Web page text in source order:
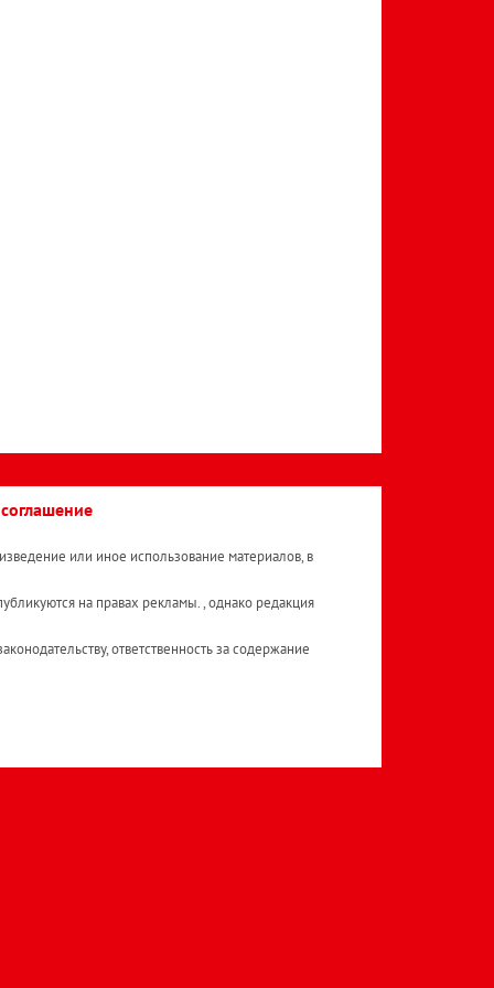
или иное использование материалов, в
на правах рекламы. , однако редакция
ответственность за содержание